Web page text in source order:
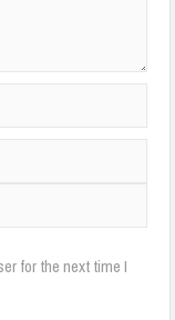
for the next time I